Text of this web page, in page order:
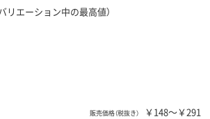
バリエーション中の最高値）
販売価格（税抜き） ￥148～￥291